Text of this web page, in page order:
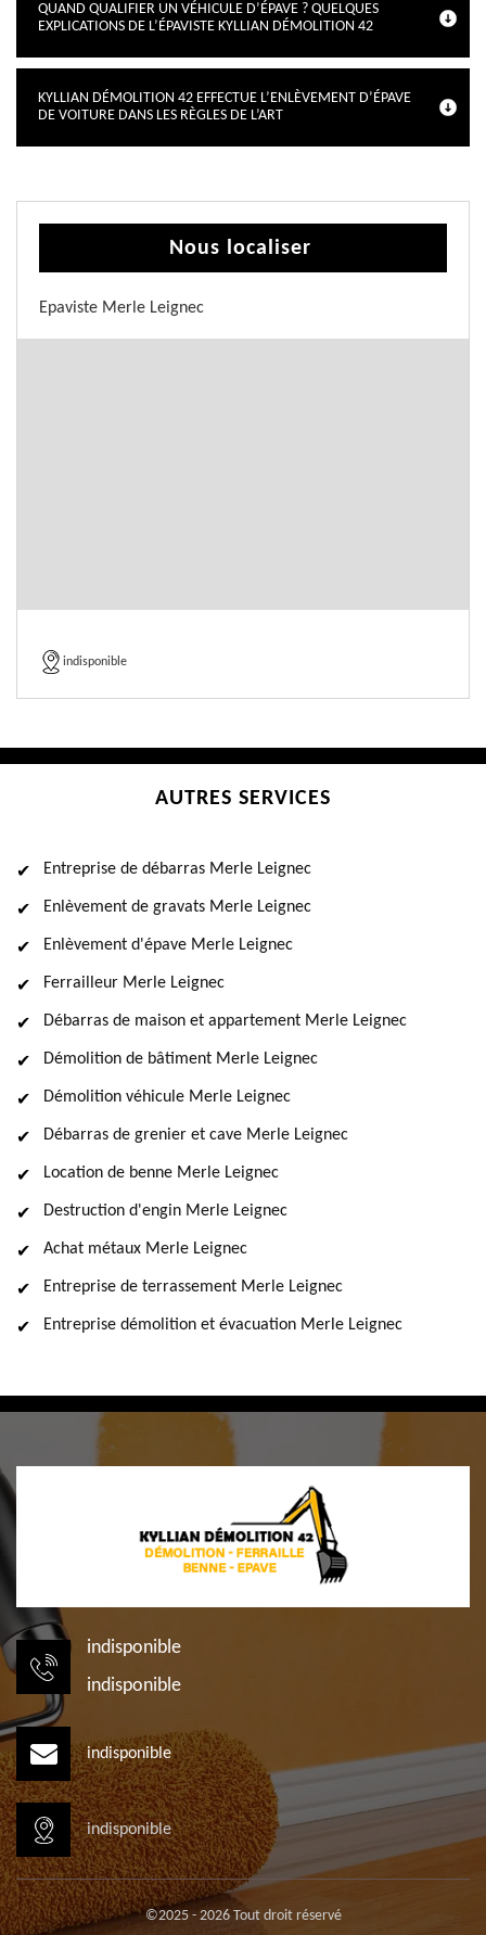
QUAND QUALIFIER UN VÉHICULE D’ÉPAVE ? QUELQUES
EXPLICATIONS DE L’ÉPAVISTE KYLLIAN DÉMOLITION 42
KYLLIAN DÉMOLITION 42 EFFECTUE L’ENLÈVEMENT D’ÉPAVE
DE VOITURE DANS LES RÈGLES DE L’ART
Nous localiser
Epaviste Merle Leignec
indisponible
AUTRES SERVICES
Entreprise de débarras Merle Leignec
Enlèvement de gravats Merle Leignec
Enlèvement d'épave Merle Leignec
Ferrailleur Merle Leignec
Débarras de maison et appartement Merle Leignec
Démolition de bâtiment Merle Leignec
Démolition véhicule Merle Leignec
Débarras de grenier et cave Merle Leignec
Location de benne Merle Leignec
Destruction d'engin Merle Leignec
Achat métaux Merle Leignec
Entreprise de terrassement Merle Leignec
Entreprise démolition et évacuation Merle Leignec
indisponible
indisponible
indisponible
indisponible
©2025 - 2026 Tout droit réservé